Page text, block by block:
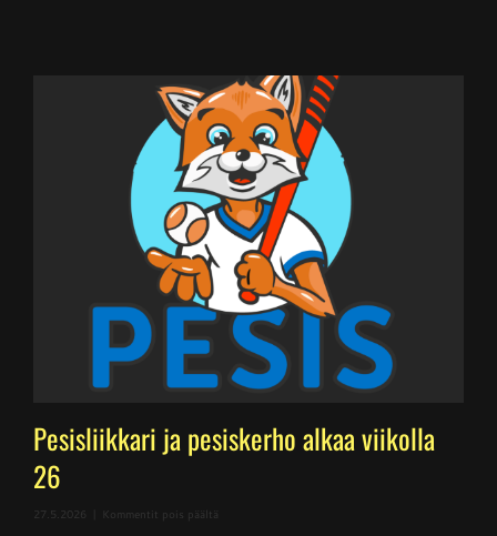
Pesisliikkari ja pesiskerho alkaa viikolla
26
27.5.2026 Kommentit pois päältä